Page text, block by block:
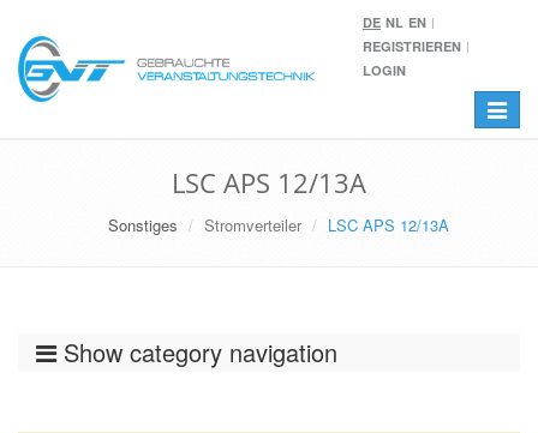
DE NL EN
REGISTRIEREN
LOGIN
Toggle
LSC APS 12/13A
Sonstiges Stromverteiler LSC APS 12/13A
Show category navigation